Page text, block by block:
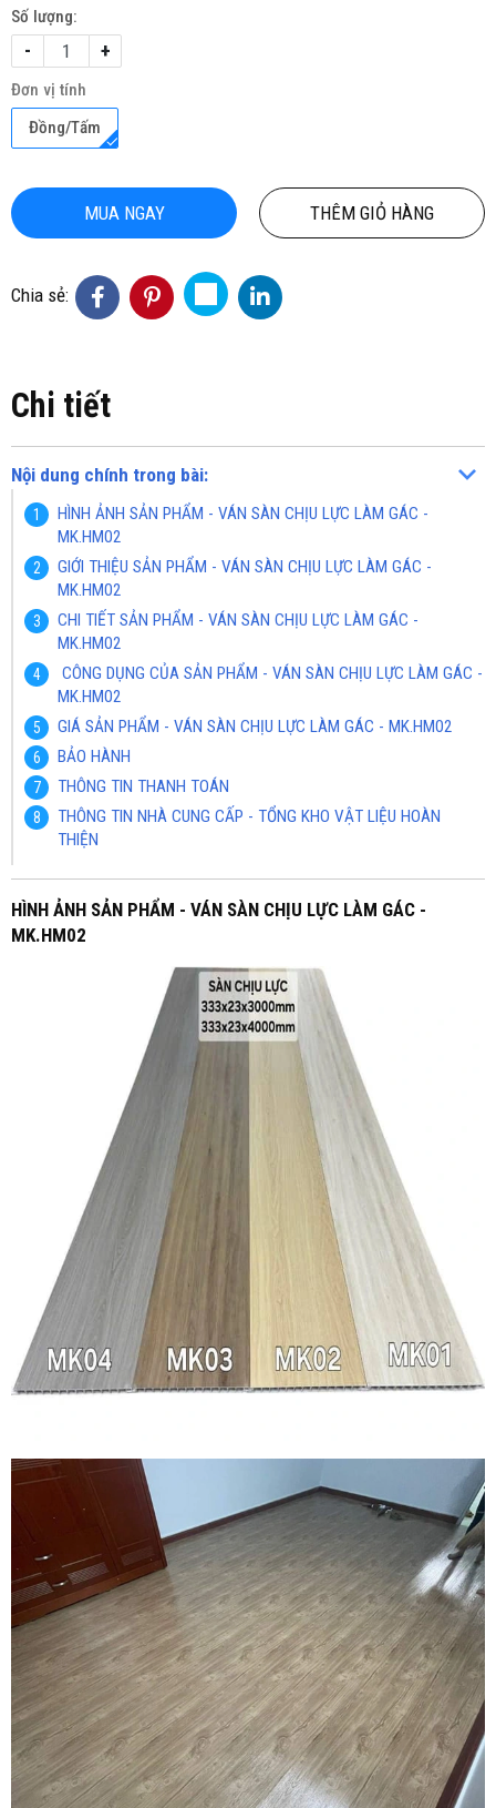
Số lượng:
- +
Đơn vị tính
Đồng/Tấm
MUA NGAY THÊM GIỎ HÀNG
Chia sẻ:
Chi tiết
Nội dung chính trong bài:
HÌNH ẢNH SẢN PHẨM - VÁN SÀN CHỊU LỰC LÀM GÁC -
MK.HM02
GIỚI THIỆU SẢN PHẨM - VÁN SÀN CHỊU LỰC LÀM GÁC -
MK.HM02
CHI TIẾT SẢN PHẨM - VÁN SÀN CHỊU LỰC LÀM GÁC -
MK.HM02
CÔNG DỤNG CỦA SẢN PHẨM - VÁN SÀN CHỊU LỰC LÀM GÁC -
MK.HM02
GIÁ SẢN PHẨM - VÁN SÀN CHỊU LỰC LÀM GÁC - MK.HM02
BẢO HÀNH
THÔNG TIN THANH TOÁN
THÔNG TIN NHÀ CUNG CẤP - TỔNG KHO VẬT LIỆU HOÀN
THIỆN
HÌNH ẢNH SẢN PHẨM - VÁN SÀN CHỊU LỰC LÀM GÁC -
MK.HM02